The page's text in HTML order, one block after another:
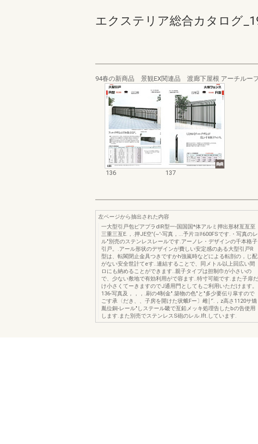
エクステリア総合カタログ
94春の新商品 景観EX関連品 渡廊下屋根 アーチルー
136 137
左ページから抽出された内容
一大型引戸包ピアプラdIR型一-国国国*体アルミ押出形材亙亙至
三重三亙E.，.押JE空'(~'-写真，...予片ヨI!600FSです.・写真のレ
ル"別売のステンレスレールです.アーノレ・デザインの千本格子
引戸。.アール形状のデザインが費しい安定感のある大型引戸R
型は、転閣閉止金具つきですかh強嵐時などによる転剖の，じ配
がない安全世計てeす..連結することで、同メトル以上回広い間
ロにも納めることができます..親子タイプは担制巾が小さいの
で、少ない敷地で有効利用がで容ます..特寸可能です.また子扉だ
け小さくてーきますのでJ通用門としてもご利用いただけます。
136-写真及，，，.刷の4制金".築物の色"と"多少要伝り皐すので
ごす承〈だき、、子房を開けた状蛾Fー〕雌￨'‘.，z高さ1120サ矯
胤位銅-レール"しステール畿で亙鉛メッキ処理告したbの告使用
します.また別売でステンレスS砲のレル.Ift.しています.